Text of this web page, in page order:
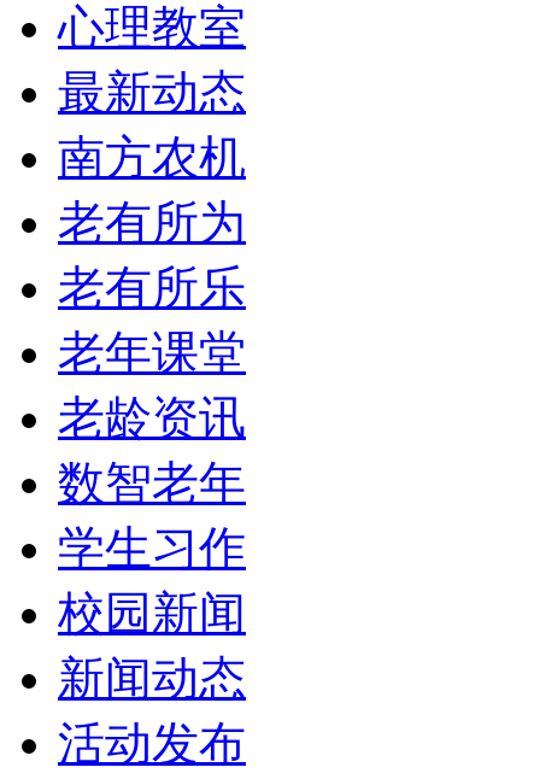
心理教室
最新动态
南方农机
老有所为
老有所乐
老年课堂
老龄资讯
数智老年
学生习作
校园新闻
新闻动态
活动发布